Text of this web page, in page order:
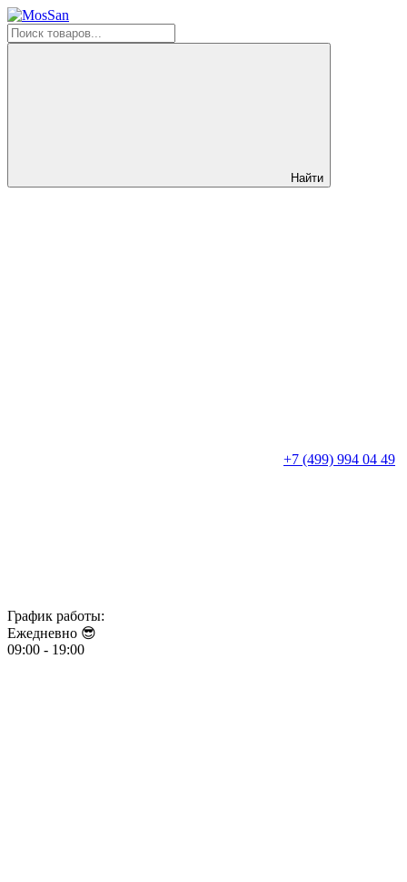
Найти
+7 (499) 994 04 49
График работы:
Ежедневно 😎​​​​​​​
09:00 - 19:00